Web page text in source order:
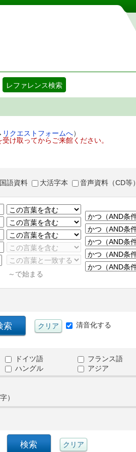
書検索・予約システム
レファレンス検索
リクエストフォームへ）
け取ってからご来館ください。
語資料 大活字本 音声資料（CD等）
～で始まる
清音化する
ドイツ語 フランス語
ハングル アジア
）